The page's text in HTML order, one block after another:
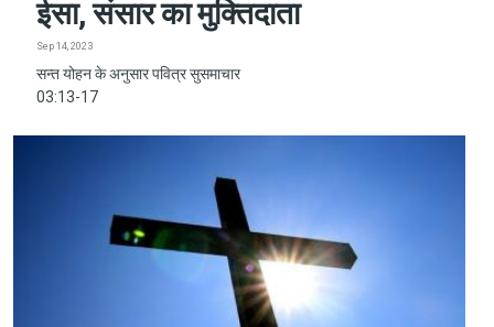
ईसा, संसार का मुक्तिदाता
Sep 14, 2023
सन्त योहन के अनुसार पवित्र सुसमाचार
03:13-17